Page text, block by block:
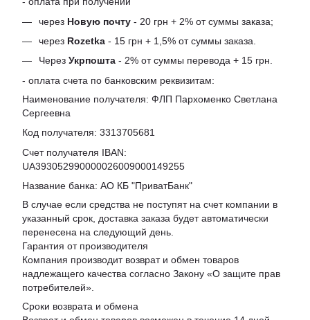
через Новую почту - 20 грн + 2% от суммы заказа;
через Rozetka - 15 грн + 1,5% от суммы заказа.
Через Укрпошта - 2% от суммы перевода + 15 грн.
- оплата счета по банковским реквизитам:
Наименование получателя: ФЛП Пархоменко Светлана
Сергеевна
Код получателя: 3313705681
Счет получателя IBAN:
UA393052990000026009000149255
Название банка: АО КБ "ПриватБанк"
В случае если средства не поступят на счет компании в
указанный срок, доставка заказа будет автоматически
перенесена на следующий день.
Гарантия от производителя
Компания производит возврат и обмен товаров
надлежащего качества согласно Закону «О защите прав
потребителей».
Сроки возврата и обмена